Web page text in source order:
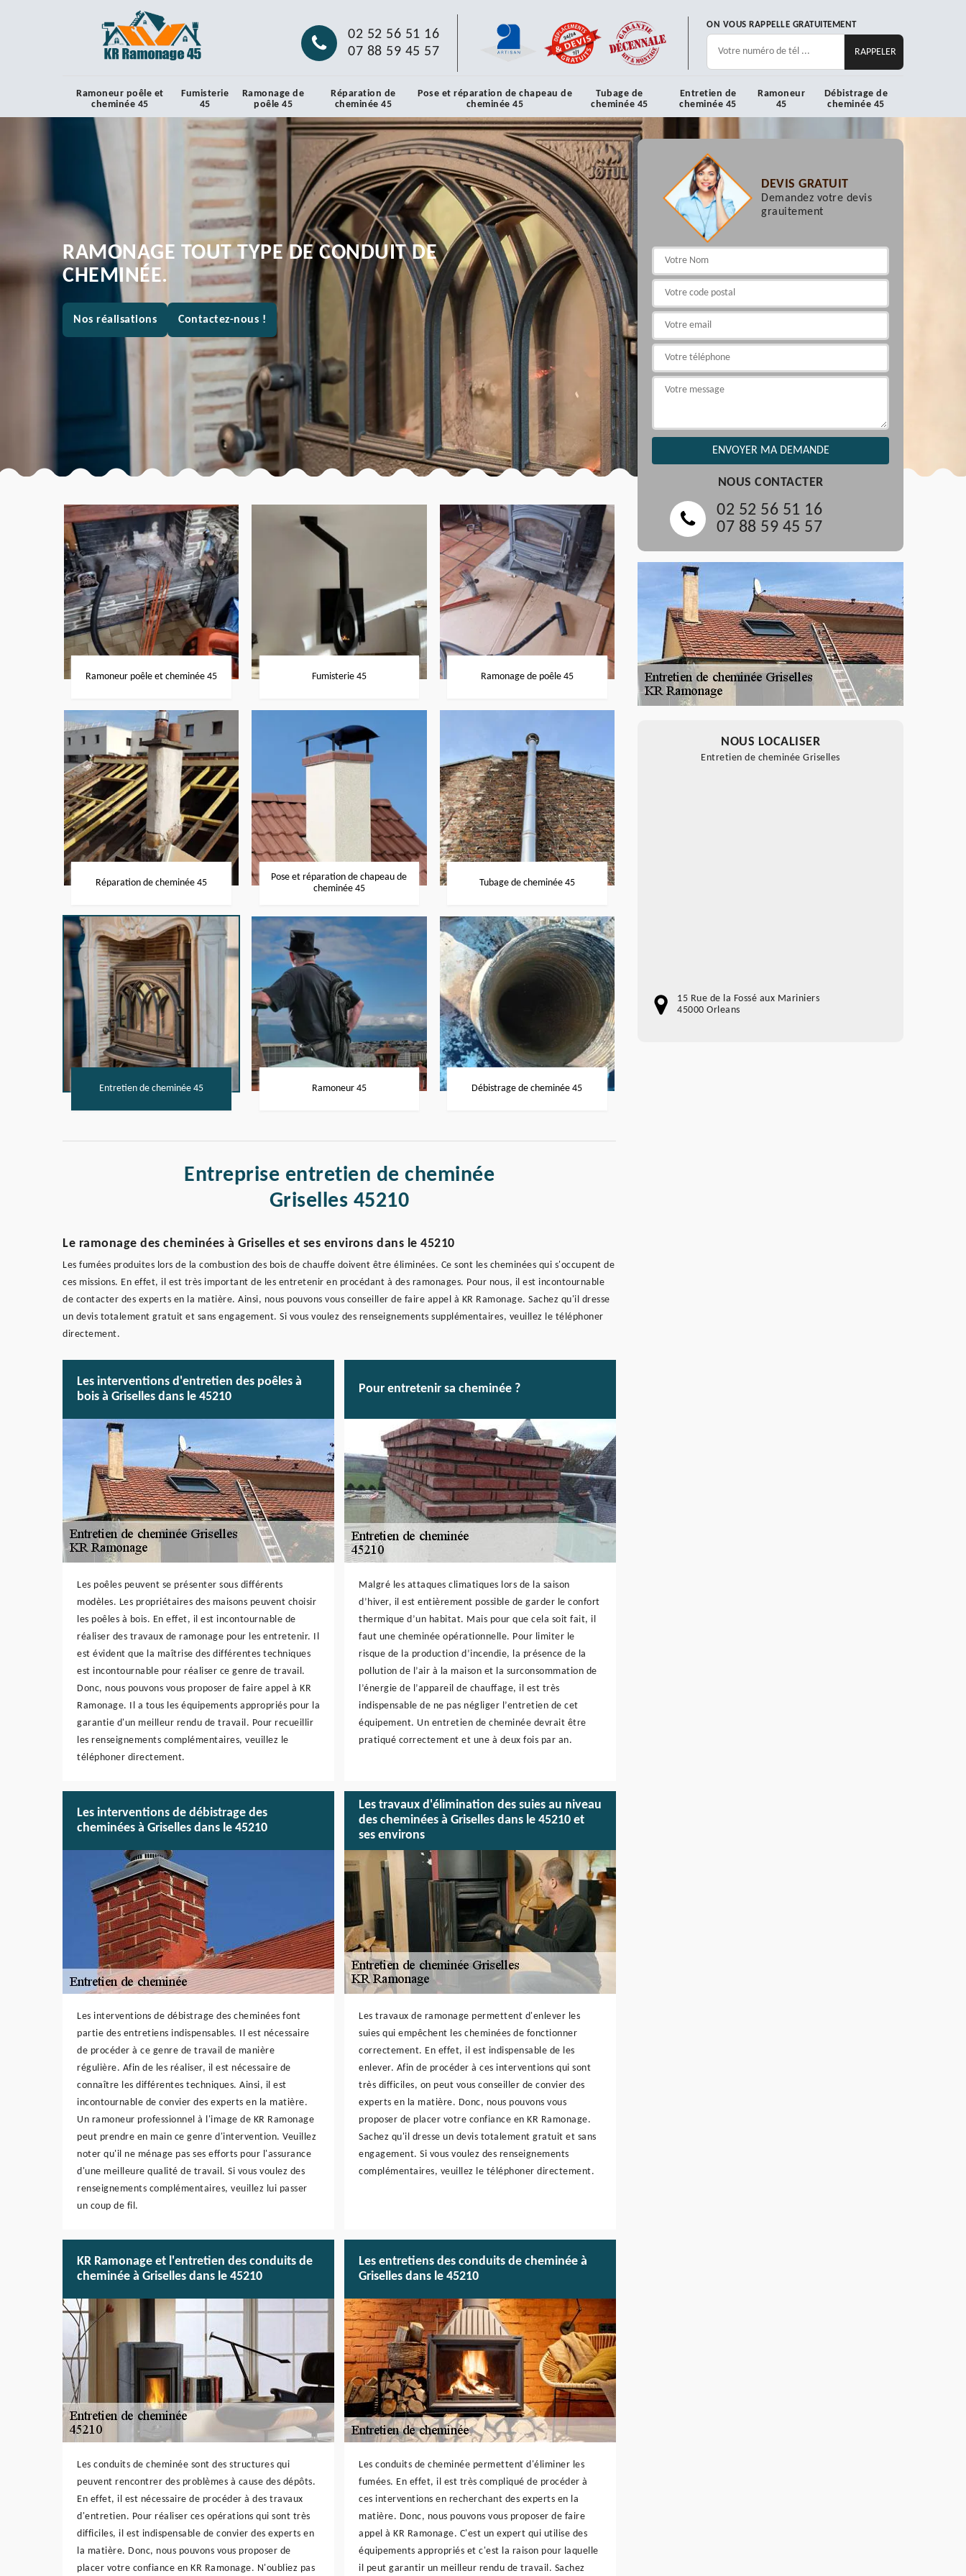
02 52 56 51 16
07 88 59 45 57
ON VOUS RAPPELLE GRATUITEMENT
Ramoneur poêle et
cheminée 45
Fumisterie
45
Ramonage de
poêle 45
Réparation de
cheminée 45
Pose et réparation de chapeau de
cheminée 45
Tubage de
cheminée 45
Entretien de
cheminée 45
Ramoneur
45
Débistrage de
cheminée 45
RAMONAGE TOUT TYPE DE CONDUIT DE
CHEMINÉE.
Nos réalisations Contactez-nous !
Ramoneur poêle et cheminée 45 Fumisterie 45 Ramonage de poêle 45
Réparation de cheminée 45
Pose et réparation de chapeau de
cheminée 45
Tubage de cheminée 45
Entretien de cheminée 45 Ramoneur 45 Débistrage de cheminée 45
Entreprise entretien de cheminée
Griselles 45210
Le ramonage des cheminées à Griselles et ses environs dans le 45210
Les fumées produites lors de la combustion des bois de chauffe doivent être éliminées. Ce sont les cheminées qui s'occupent de
ces missions. En effet, il est très important de les entretenir en procédant à des ramonages. Pour nous, il est incontournable
de contacter des experts en la matière. Ainsi, nous pouvons vous conseiller de faire appel à KR Ramonage. Sachez qu'il dresse
un devis totalement gratuit et sans engagement. Si vous voulez des renseignements supplémentaires, veuillez le téléphoner
directement.
Les interventions d'entretien des poêles à
bois à Griselles dans le 45210
Les poêles peuvent se présenter sous différents
modèles. Les propriétaires des maisons peuvent choisir
les poêles à bois. En effet, il est incontournable de
réaliser des travaux de ramonage pour les entretenir. Il
est évident que la maîtrise des différentes techniques
est incontournable pour réaliser ce genre de travail.
Donc, nous pouvons vous proposer de faire appel à KR
Ramonage. Il a tous les équipements appropriés pour la
garantie d'un meilleur rendu de travail. Pour recueillir
les renseignements complémentaires, veuillez le
téléphoner directement.
Pour entretenir sa cheminée ?
Malgré les attaques climatiques lors de la saison
d’hiver, il est entièrement possible de garder le confort
thermique d’un habitat. Mais pour que cela soit fait, il
faut une cheminée opérationnelle. Pour limiter le
risque de la production d’incendie, la présence de la
pollution de l’air à la maison et la surconsommation de
l’énergie de l’appareil de chauffage, il est très
indispensable de ne pas négliger l’entretien de cet
équipement. Un entretien de cheminée devrait être
pratiqué correctement et une à deux fois par an.
Les interventions de débistrage des
cheminées à Griselles dans le 45210
Les interventions de débistrage des cheminées font
partie des entretiens indispensables. Il est nécessaire
de procéder à ce genre de travail de manière
régulière. Afin de les réaliser, il est nécessaire de
connaître les différentes techniques. Ainsi, il est
incontournable de convier des experts en la matière.
Un ramoneur professionnel à l'image de KR Ramonage
peut prendre en main ce genre d'intervention. Veuillez
noter qu'il ne ménage pas ses efforts pour l'assurance
d'une meilleure qualité de travail. Si vous voulez des
renseignements complémentaires, veuillez lui passer
un coup de fil.
Les travaux d'élimination des suies au niveau
des cheminées à Griselles dans le 45210 et
ses environs
Les travaux de ramonage permettent d'enlever les
suies qui empêchent les cheminées de fonctionner
correctement. En effet, il est indispensable de les
enlever. Afin de procéder à ces interventions qui sont
très difficiles, on peut vous conseiller de convier des
experts en la matière. Donc, nous pouvons vous
proposer de placer votre confiance en KR Ramonage.
Sachez qu'il dresse un devis totalement gratuit et sans
engagement. Si vous voulez des renseignements
complémentaires, veuillez le téléphoner directement.
KR Ramonage et l'entretien des conduits de
cheminée à Griselles dans le 45210
Les conduits de cheminée sont des structures qui
peuvent rencontrer des problèmes à cause des dépôts.
En effet, il est nécessaire de procéder à des travaux
d'entretien. Pour réaliser ces opérations qui sont très
difficiles, il est indispensable de convier des experts en
la matière. Donc, nous pouvons vous proposer de
placer votre confiance en KR Ramonage. N'oubliez pas
Les entretiens des conduits de cheminée à
Griselles dans le 45210
Les conduits de cheminée permettent d'éliminer les
fumées. En effet, il est très compliqué de procéder à
ces interventions en recherchant des experts en la
matière. Donc, nous pouvons vous proposer de faire
appel à KR Ramonage. C'est un expert qui utilise des
équipements appropriés et c'est la raison pour laquelle
il peut garantir un meilleur rendu de travail. Sachez
DEVIS GRATUIT
Demandez votre devis
grauitement
NOUS CONTACTER
02 52 56 51 16
07 88 59 45 57
NOUS LOCALISER
Entretien de cheminée Griselles
15 Rue de la Fossé aux Mariniers
45000 Orleans